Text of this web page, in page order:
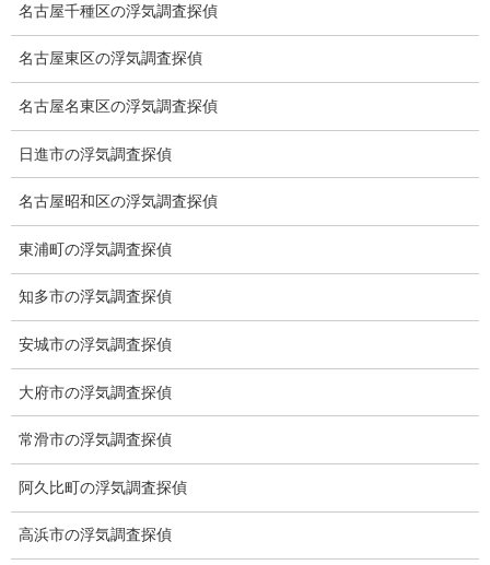
美味しいチョコ
2024-04-21
名古屋千種区の浮気調査探偵
名古屋東区の浮気調査探偵
名古屋名東区の浮気調査探偵
日進市の浮気調査探偵
名古屋昭和区の浮気調査探偵
東浦町の浮気調査探偵
知多市の浮気調査探偵
安城市の浮気調査探偵
大府市の浮気調査探偵
常滑市の浮気調査探偵
阿久比町の浮気調査探偵
高浜市の浮気調査探偵